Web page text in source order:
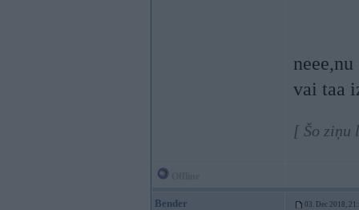
vai taa
[ Šo ziņu
Bender 03. Dec 2018,